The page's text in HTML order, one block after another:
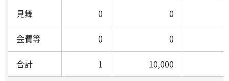
見舞 0 0
会費等 0 0
合計 1 10,000